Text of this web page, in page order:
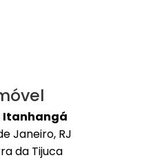
Itanhangá
Janeiro, RJ
da Tijuca